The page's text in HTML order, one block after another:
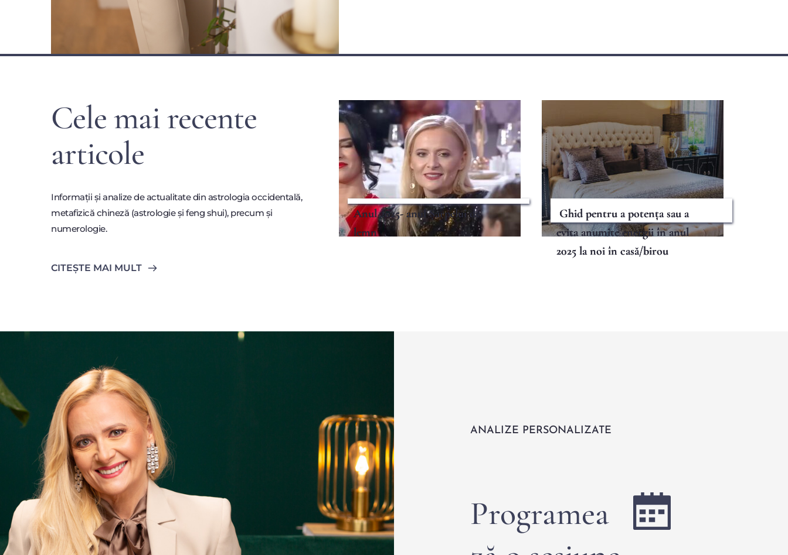
Cele mai recente
articole
Informații și analize de actualitate din astrologia occidentală,
metafizică chineză (astrologie și feng shui), precum și
numerologie.
CITEȘTE MAI MULT
Anul 2025- anul Șarpelui de
lemn
Ghid pentru a potența sau a
evita anumite energii în anul
2025 la noi în casă/birou
ANALIZE PERSONALIZATE
Programea